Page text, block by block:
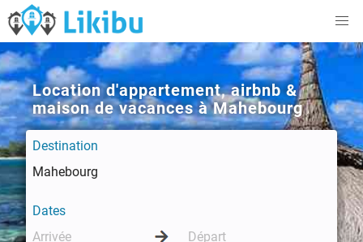
Location d'appartement, airbnb &
maison de vacances à Mahebourg
Destination
Dates